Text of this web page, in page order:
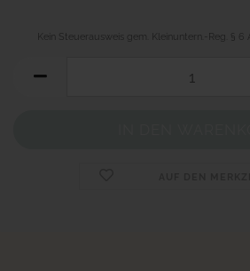
Kein Steuerausweis gem. Kleinuntern.-Reg. § 6